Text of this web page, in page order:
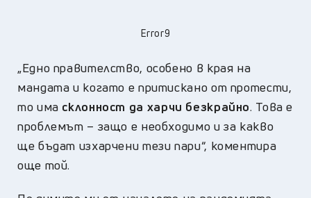
Error9
„Едно правителство, особено в края на
мандата и когато е притискано от протести,
то има склонност да харчи безкрайно. Това е
проблемът – защо е необходимо и за какво
ще бъдат изхарчени тези пари“, коментира
още той.